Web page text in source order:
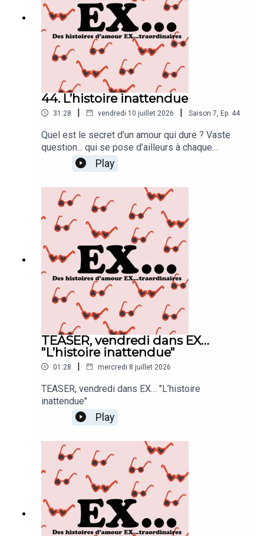
44. L’histoire inattendue
31:28 | vendredi 10 juillet 2026 | Saison 7 Ep. 44
Quel est le secret d’un amour qui dure ? Vaste
question... qui se pose d’ailleurs à chaque
épisode.Noémie et son compagnon ont vécu un
véritable tremblement de terre amoureux
deux ne cherchait à tomber amoureux.Leur secret
pour faire durer leur histoire ? Compartimenter.
Chaque aspect de leur vie de couple possède
son propre groupe WhatsApp !En attendant, une
incroyable surprise pourrait bien faire voler en
éclats toutes leurs certitudes...Vous savez ce
qu’il vous reste à faire ! Créer le groupe
WhatsApp « Noémie & Raphaël dans EX... »
!Clémentine De La Grange a réalisé cet épisode,
Stéphane Bidart l'a monté et mis en musique.
Play
TEASER, vendredi dans EX…
"L’histoire inattendue"
01:28 | mercredi 8 juillet 2026
TEASER, vendredi dans EX… "L’histoire
inattendue"
Play